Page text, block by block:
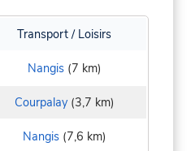
Transport / Loisirs
Nangis(7 km)
Courpalay(3,7 km)
Nangis(7,6 km)